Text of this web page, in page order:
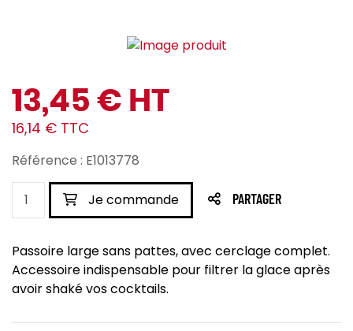
13,45 € HT
16,14 € TTC
Référence : E1013778
Je commande PARTAGER
Passoire large sans pattes, avec cerclage complet.
Accessoire indispensable pour filtrer la glace après
avoir shaké vos cocktails.